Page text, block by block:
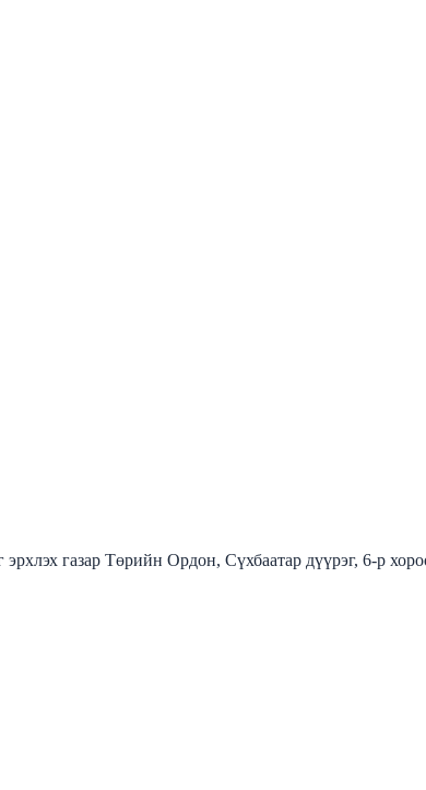
газар Төрийн Ордон, Сүхбаатар дүүрэг, 6-р